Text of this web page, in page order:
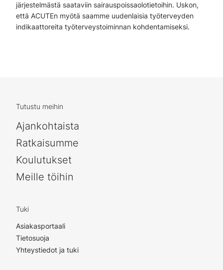
järjestelmästä saataviin sairauspoissaolotietoihin. Uskon,
että ACUTEn myötä saamme uudenlaisia työterveyden
indikaattoreita työterveystoiminnan kohdentamiseksi.
Tutustu meihin
Ajankohtaista
Ratkaisumme
Koulutukset
Meille töihin
Tuki
Asiakasportaali
Tietosuoja
Yhteystiedot ja tuki